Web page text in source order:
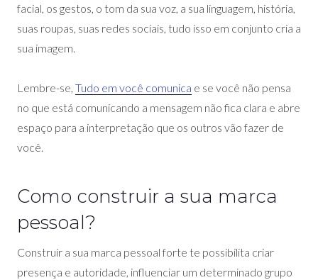
facial, os gestos, o tom da sua voz, a sua linguagem, história,
suas roupas, suas redes sociais, tudo isso em conjunto cria a
sua imagem.
Lembre-se, Tudo em você comunica e se você não pensa
no que está comunicando a mensagem não fica clara e abre
espaço para a interpretação que os outros vão fazer de
você.
Como construir a sua marca
pessoal?
Construir a sua marca pessoal forte te possibilita criar
presença e autoridade, influenciar um determinado grupo